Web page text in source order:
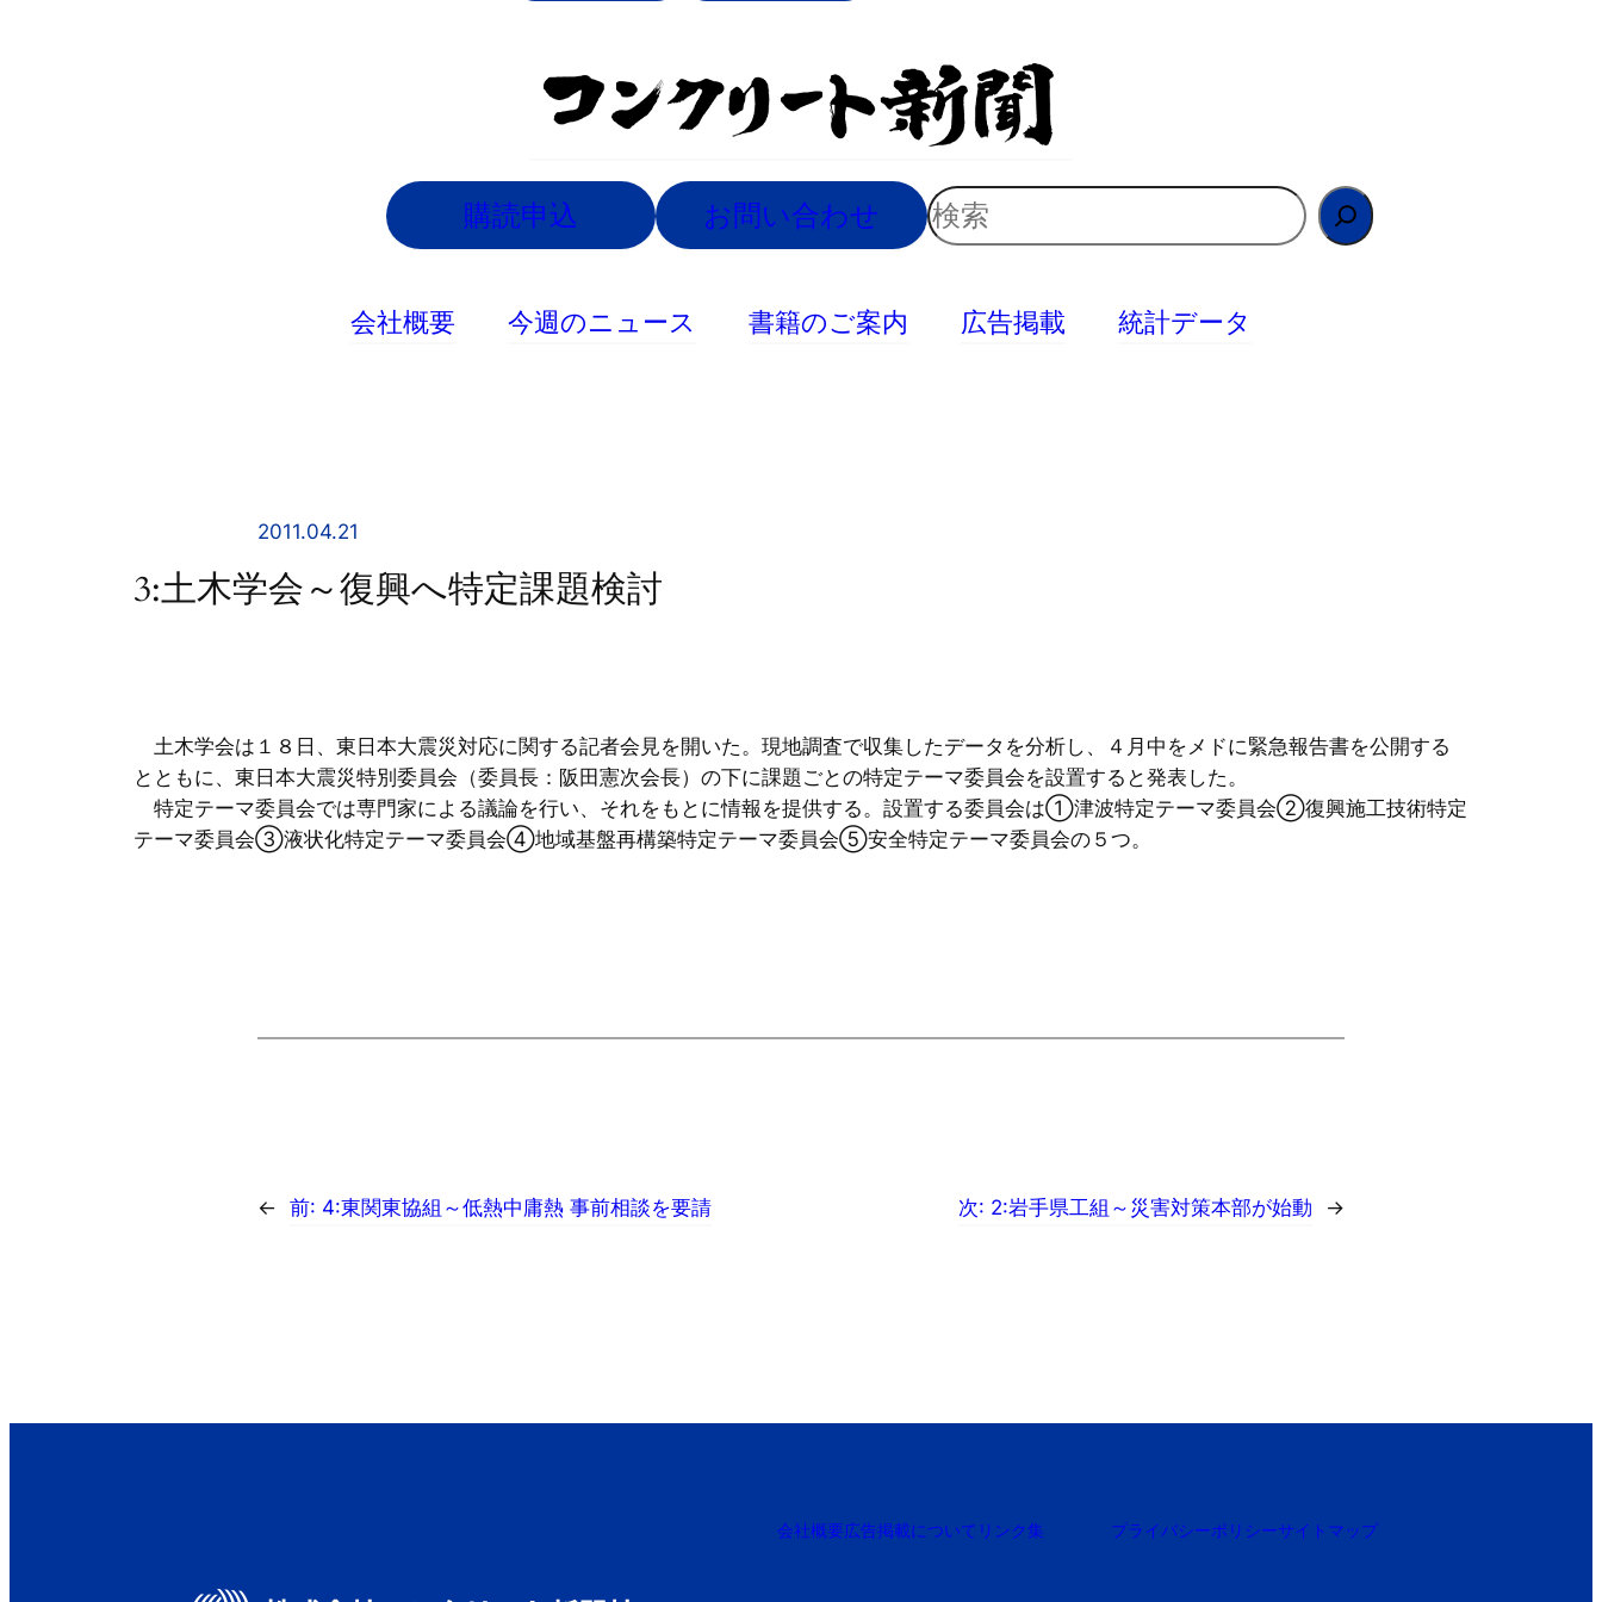
購読申込 お問い合わせ
検
索
会社概要 今週のニュース 書籍のご案内 広告掲載 統計データ
2011.04.21
3:土木学会～復興へ特定課題検討
土木学会は１８日、東日本大震災対応に関する記者会見を開いた。現地調査で収集したデータを分析し、４月中をメドに緊急報告書を公開する
とともに、東日本大震災特別委員会（委員長：阪田憲次会長）の下に課題ごとの特定テーマ委員会を設置すると発表した。
特定テーマ委員会では専門家による議論を行い、それをもとに情報を提供する。設置する委員会は①津波特定テーマ委員会②復興施工技術特定
テーマ委員会③液状化特定テーマ委員会④地域基盤再構築特定テーマ委員会⑤安全特定テーマ委員会の５つ。
← 前: 4:東関東協組～低熱中庸熱 事前相談を要請 次: 2:岩手県工組～災害対策本部が始動 →
会社概要広告掲載について リンク集 プライバシーポリシーサイトマップ